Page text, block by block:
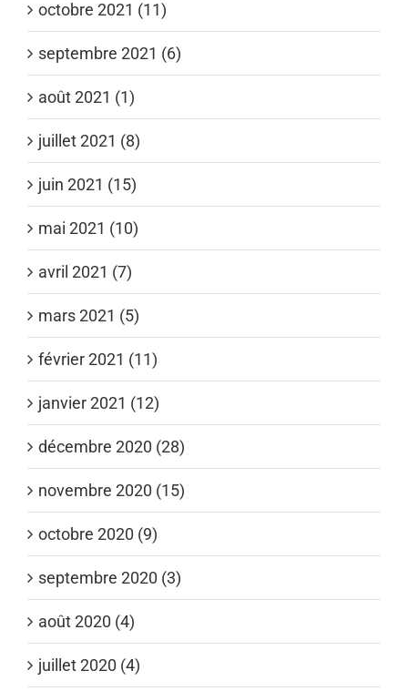
octobre 2021 (11)
septembre 2021 (6)
août 2021 (1)
juillet 2021 (8)
juin 2021 (15)
mai 2021 (10)
avril 2021 (7)
mars 2021 (5)
février 2021 (11)
janvier 2021 (12)
décembre 2020 (28)
novembre 2020 (15)
octobre 2020 (9)
septembre 2020 (3)
août 2020 (4)
juillet 2020 (4)